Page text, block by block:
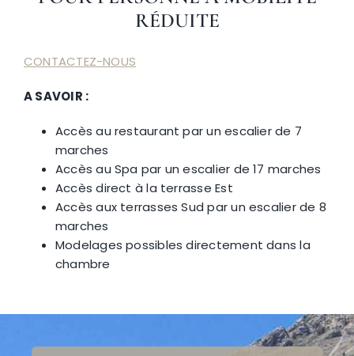
RÉDUITE
CONTACTEZ-NOUS
A SAVOIR :
Accès au restaurant par un escalier de 7
marches
Accès au Spa par un escalier de 17 marches
Accès direct à la terrasse Est
Accès aux terrasses Sud par un escalier de 8
marches
Modelages possibles directement dans la
chambre